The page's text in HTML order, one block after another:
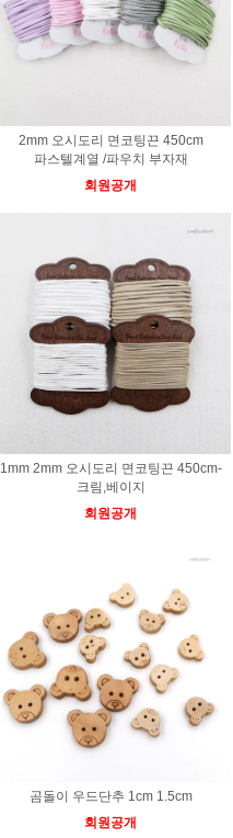
2mm 오시도리 면코팅끈 450cm
파스텔계열 /파우치 부자재
회원공개
1mm 2mm 오시도리 면코팅끈 450cm-
크림,베이지
회원공개
곰돌이 우드단추 1cm 1.5cm
회원공개